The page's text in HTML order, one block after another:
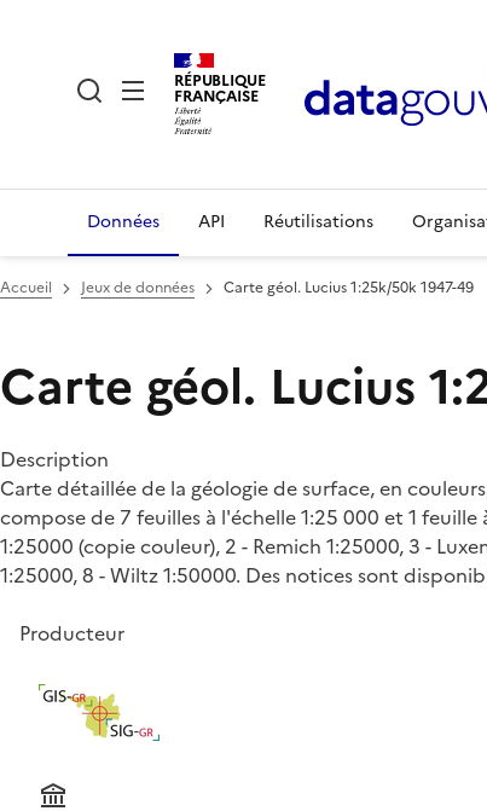
RÉPUBLIQUE
FRANÇAISE
Données API Réutilisations
Accueil Jeux de données Carte géol. Lucius 1:25k/50k 1947-49
Carte géol. Lucius
Description
Carte détaillée de la géologie de surface, en
compose de 7 feuilles à l'échelle 1:25 000 et 1
1:25000 (copie couleur), 2 - Remich 1:25000, 3 -
1:25000, 8 - Wiltz 1:50000. Des notices sont
Producteur